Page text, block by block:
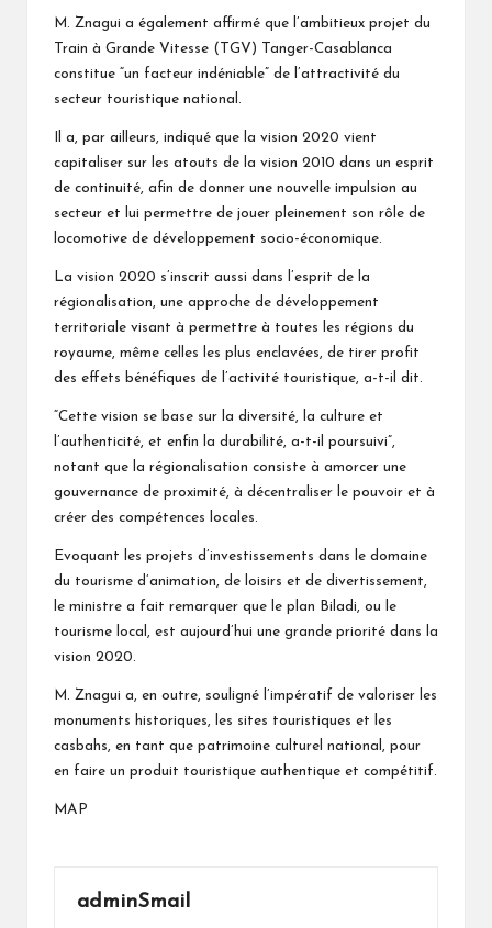
M. Znagui a également affirmé que l’ambitieux projet du
Train à Grande Vitesse (TGV) Tanger-Casablanca
constitue “un facteur indéniable” de l’attractivité du
secteur touristique national.
Il a, par ailleurs, indiqué que la vision 2020 vient
capitaliser sur les atouts de la vision 2010 dans un esprit
de continuité, afin de donner une nouvelle impulsion au
secteur et lui permettre de jouer pleinement son rôle de
locomotive de développement socio-économique.
La vision 2020 s’inscrit aussi dans l’esprit de la
régionalisation, une approche de développement
territoriale visant à permettre à toutes les régions du
royaume, même celles les plus enclavées, de tirer profit
des effets bénéfiques de l’activité touristique, a-t-il dit.
“Cette vision se base sur la diversité, la culture et
l’authenticité, et enfin la durabilité, a-t-il poursuivi”,
notant que la régionalisation consiste à amorcer une
gouvernance de proximité, à décentraliser le pouvoir et à
créer des compétences locales.
Evoquant les projets d’investissements dans le domaine
du tourisme d’animation, de loisirs et de divertissement,
le ministre a fait remarquer que le plan Biladi, ou le
tourisme local, est aujourd’hui une grande priorité dans la
vision 2020.
M. Znagui a, en outre, souligné l’impératif de valoriser les
monuments historiques, les sites touristiques et les
casbahs, en tant que patrimoine culturel national, pour
en faire un produit touristique authentique et compétitif.
MAP
adminSmail